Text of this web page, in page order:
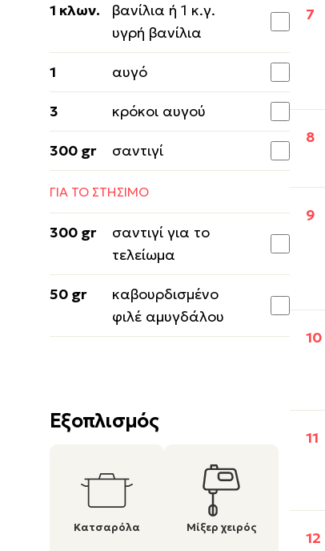
1 κλων.
βανίλια ή 1 κ.γ.
υγρή βανίλια
1 αυγό
3 κρόκοι αυγού
300 gr σαντιγί
ΓΙΑ ΤΟ ΣΤΗΣΙΜΟ
300 gr
σαντιγί για το
τελείωμα
50 gr
καβουρδισμένο
φιλέ αμυγδάλου
Εξοπλισμός
Κατσαρόλα Μίξερ χειρός